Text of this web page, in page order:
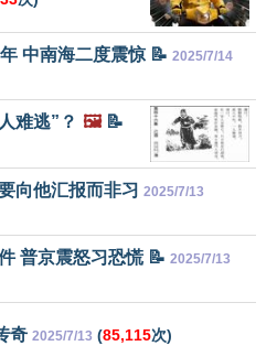
中南海二度震惊 📝 2025/7/14
难逃”？ 🖼️📝
向他汇报而非习 2025/7/13
普京震怒习恐慌 📝 2025/7/13
奇 2025/7/13 (85,115次)